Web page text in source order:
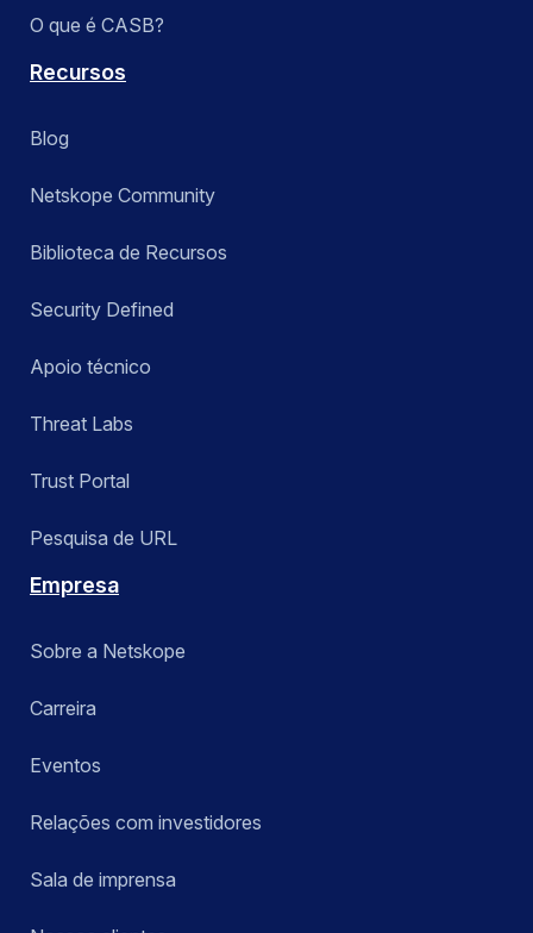
O que é CASB?
Recursos
Blog
Netskope Community
Biblioteca de Recursos
Security Defined
Apoio técnico
Threat Labs
Trust Portal
Pesquisa de URL
Empresa
Sobre a Netskope
Carreira
Eventos
Relações com investidores
Sala de imprensa